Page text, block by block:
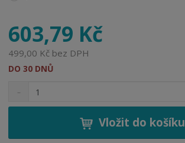
603,79 Kč
499,00 Kč bez DPH
DO 30 DNŮ
i
í
i
Vložit do košíku